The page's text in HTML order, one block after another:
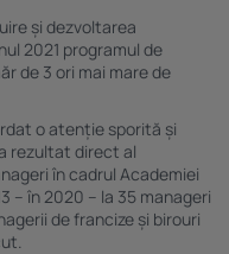
și dezvoltarea
2021 programul de
de 3 ori mai mare de
o atenție sporită și
rezultat direct al
în cadrul Academiei
– în 2020 – la 35 manageri
de francize și birouri